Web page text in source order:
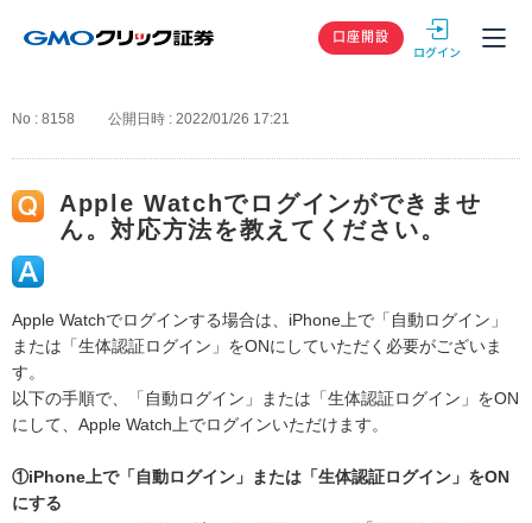
GMOクリック
口座開設
No : 8158 公開日時 : 2022/01/26 17:21
Apple Watchでログインができませ
ん。対応方法を教えてください。
Apple Watchでログインする場合は、iPhone上で「自動ログイン」
または「生体認証ログイン」をONにしていただく必要がございま
す。
以下の手順で、「自動ログイン」または「生体認証ログイン」をON
にして、Apple Watch上でログインいただけます。
①iPhone上で「自動ログイン」または「生体認証ログイン」をON
にする